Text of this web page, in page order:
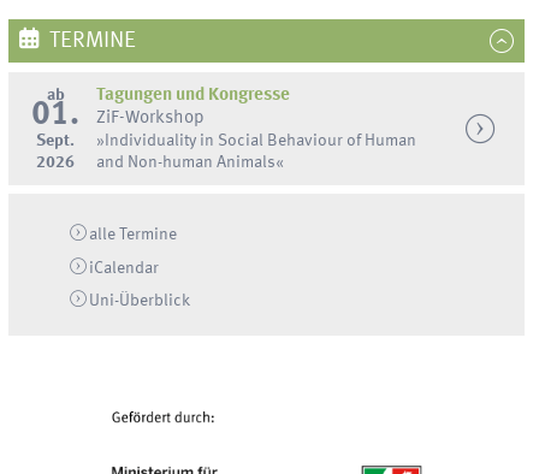
TERMINE
ab
01.
Sept.
2026
Tagungen und Kongresse
ZiF-Workshop
»Individuality in Social Behaviour of Human
and Non-human Animals«
alle Termine
iCalendar
Uni-Überblick